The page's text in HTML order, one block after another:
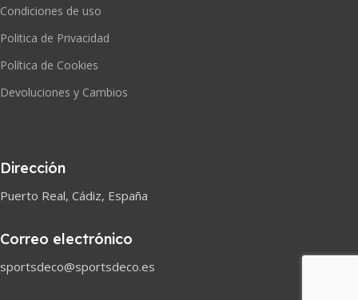
Condiciones de uso
Politica de Privacidad
Política de Cookies
Devoluciones y Cambios
Dirección
Puerto Real, Cádiz, España
Correo electrónico
sportsdeco@sportsdeco.es